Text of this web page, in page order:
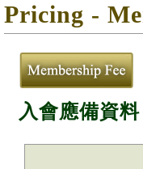
Pricing -
入會應備資料